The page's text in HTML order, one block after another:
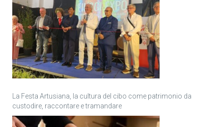
La Festa Artusiana, la cultura del cibo come patrimonio da
custodire, raccontare e tramandare